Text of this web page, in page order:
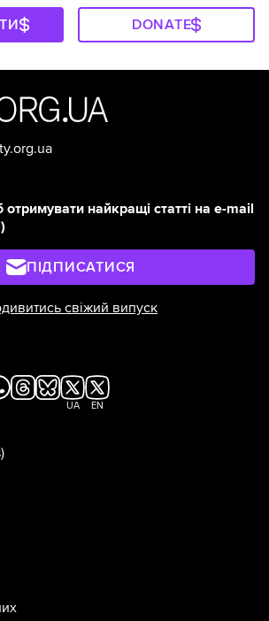
DONATE
найкращі статті на e-mail
ПІДПИСАТИСЯ
свіжий випуск
UA EN